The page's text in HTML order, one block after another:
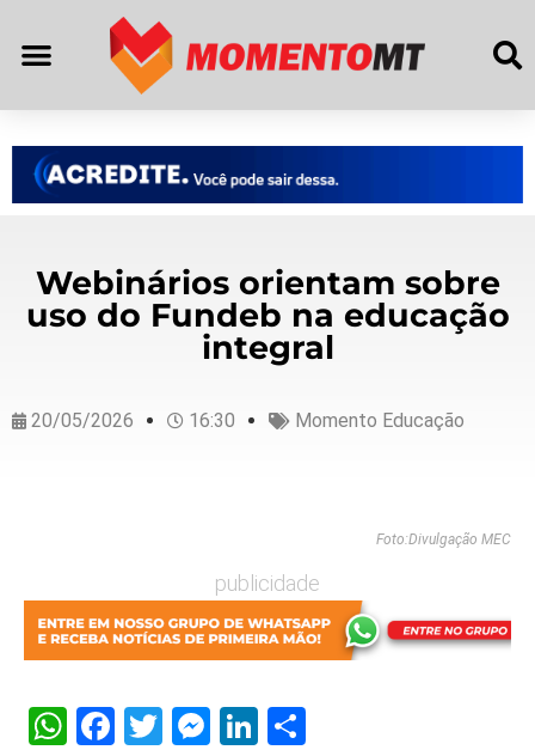
Webinários orientam sobre
uso do Fundeb na educação
integral
20/05/2026 16:30 Momento Educação
Foto:Divulgação MEC
publicidade
WhatsApp
Facebook
Twitter
Messenger
LinkedIn